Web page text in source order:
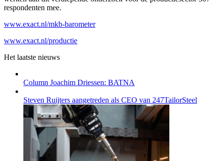
respondenten mee.
www.exact.nl/mkb-barometer
www.exact.nl/productie
Het laatste nieuws
Column Joachim Driessen: BATNA
Steven Ruijters aangetreden als CEO van 247TailorSteel